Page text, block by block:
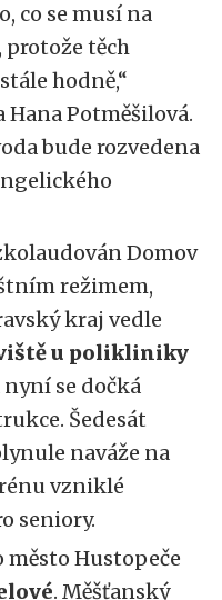
co se musí na
těch
hodně,“
Potměšilová.
bude rozvedena
Domov
režimem,
kraj vedle
u polikliniky
nyní se dočká
Šedesát
naváže na
vzniklé
seniory.
město Hustopeče
. Měšťanský